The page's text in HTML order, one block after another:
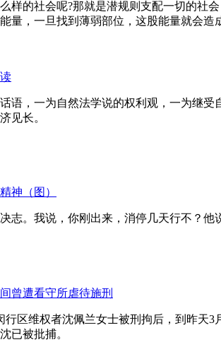
样的社会呢?那就是潜规则支配一切的社
量，一旦找到薄弱部位，这股能量就会造
话语，一为自然法学说的权利观，一为继
见长。
神（图）
志。我说，你刚出来，消停几天行不？
曾遭看守所虐待施刑
行区维权者沈佩兰女士被刑拘后，到昨天
已被批捕。